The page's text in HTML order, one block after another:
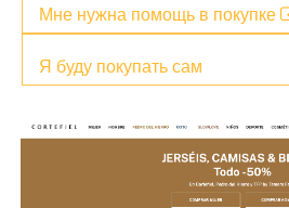
Я буду покупать сам
Мне нужна помощь в покупке